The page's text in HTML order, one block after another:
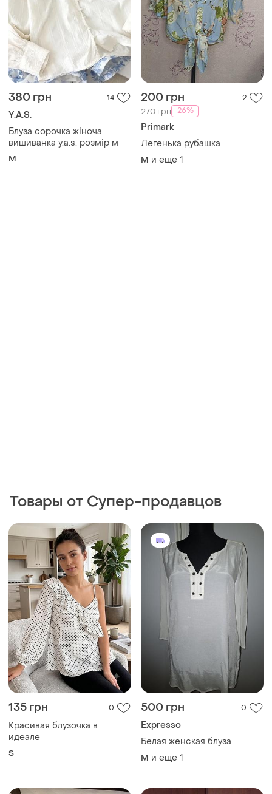
380 грн 14
Y.A.S.
Блуза сорочка жіноча
вишиванка y.a.s. розмір м
M
200 грн 2
270 грн -26%
Primark
Легенька рубашка
M и еще 1
Товары от Супер-продавцов
135 грн 0
Красивая блузочка в
идеале
S
500 грн 0
Expresso
Белая женская блуза
M и еще 1